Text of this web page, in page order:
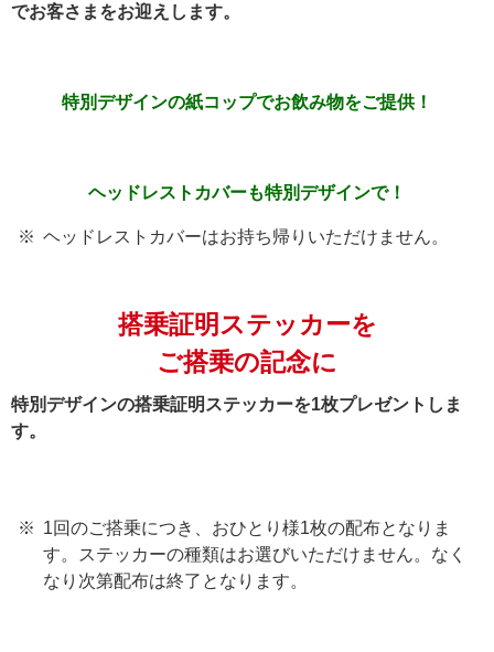
でお客さまをお迎えします。
特別デザインの紙コップでお飲み物をご提供！
ヘッドレストカバーも特別デザインで！
ヘッドレストカバーはお持ち帰りいただけません。
搭乗証明ステッカーを
ご搭乗の記念に
特別デザインの搭乗証明ステッカーを1枚プレゼントしま
す。
1回のご搭乗につき、おひとり様1枚の配布となりま
す。ステッカーの種類はお選びいただけません。なく
なり次第配布は終了となります。